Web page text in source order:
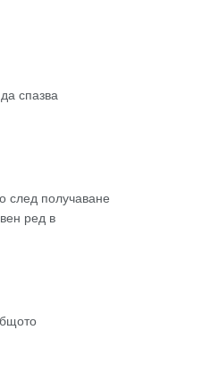
спазва
след получаване
ред в